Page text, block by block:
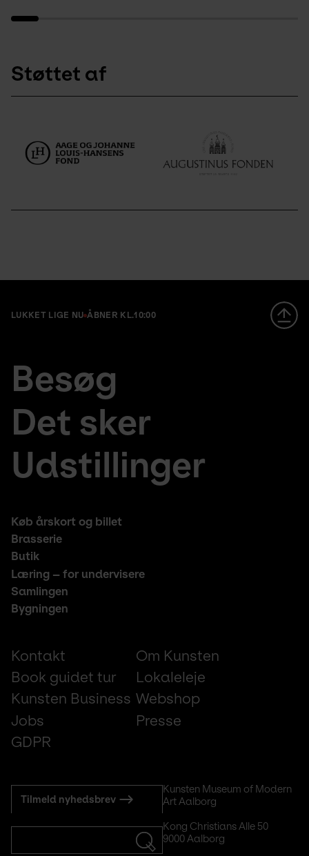
Støttet af
LUKKET LIGE NU ÅBNER KL.10:00
Footer
large
menu
Besøg
Det sker
Udstillinger
Footer
middle
Køb årskort og billet
Brasserie
Butik
Læring – for undervisere
Samlingen
Bygningen
Footer
Kontakt
Om Kunsten
Book guidet tur
Lokaleleje
Kunsten Business Webshop
Jobs
Presse
GDPR
Kunsten Museum of Modern
Art Aalborg
Kong Christians Alle 50
9000 Aalborg
Subscribe
Tilmeld nyhedsbrev